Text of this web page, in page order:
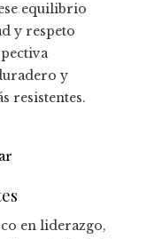
equilibrio
y respeto
y
resistentes.
en liderazgo,